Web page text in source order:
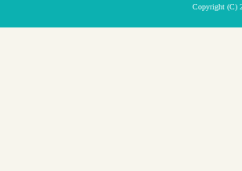
Copyright (C)